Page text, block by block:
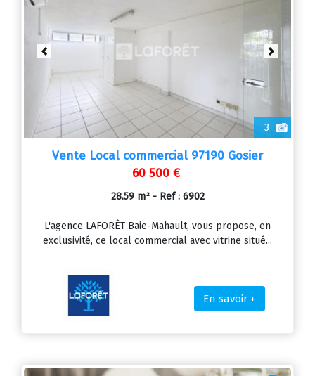
3
Previous Next
Vente Local commercial 97190 Gosier
60 500 €
28.59 m² - Ref : 6902
L'agence LAFORÊT Baie-Mahault, vous propose, en
exclusivité, ce local commercial avec vitrine situé...
En savoir +